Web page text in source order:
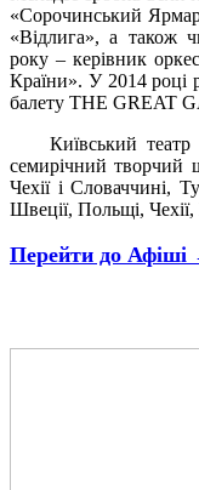
«Сорочинський
«Відлига», а також
року – керівник
Країни». У 2014 році
балету THE GREAT
Київський театр
семирічний творчий
Чехії і Словаччині,
Швеції, Польщі,
Перейти до Афіші